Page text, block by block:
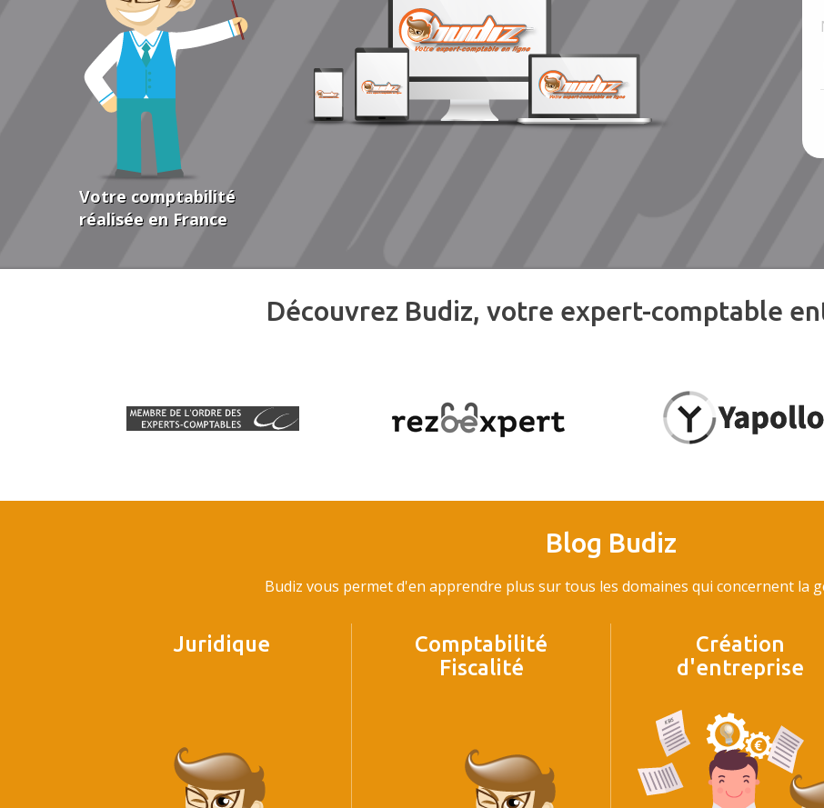
Votre comptabilité
réalisée en France
Découvrez Budiz, votre expert-comptable
Blog Budiz
Budiz vous permet d'en apprendre plus sur tous les domaines qui concernent la
Juridique
Comptabilité
Fiscalité
Création
d'entreprise